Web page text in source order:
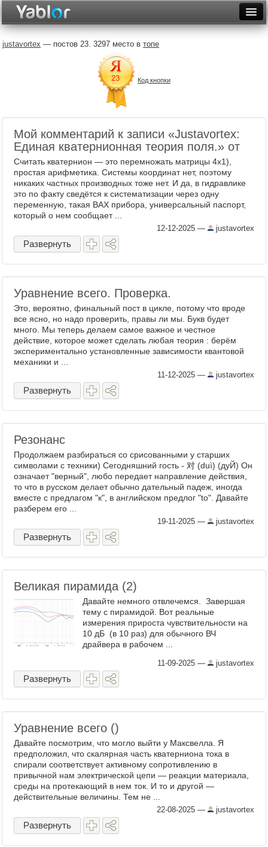
Неделя
Месяц
Рейтинги
Архив
justavortex — постов 23. 3297 место в топе
Код кнопки
Мой комментарий к записи «Justavortex:
Единая кватернионная теория поля.» от
Считать кватернион — это перемножать матрицы 4х1),
простая арифметика. Системы координат нет, поэтому
никаких частных производных тоже нет. И да, в гидравлике
это по факту сведётся к систематизации через одну
переменную, такая ВАХ прибора, универсальный паспорт,
который о нем сообщает ...
12-12-2025 — justavortex
Развернуть
Уравнение всего. Проверка.
Это, вероятно, финальный пост в цикле, потому что вроде
все ясно, но надо проверить, правы ли мы. Букв будет
много. Мы теперь делаем самое важное и честное
действие, которое может сделать любая теория : берём
экспериментально установленные зависимости квантовой
механики и ...
11-12-2025 — justavortex
Развернуть
Резонанс
Продолжаем разбираться со срисованными у старших
символами с техники) Сегодняшний гость - 对 (duì) (дуЙ) Он
означает "верный", любо передает направление действия,
то что в русском делает обычно дательный падеж, иногда
вместе с предлагом "к", в английском предлог "to". Давайте
разберем его ...
19-11-2025 — justavortex
Развернуть
Великая пирамида (2)
Давайте немного отвлечемся. Завершая
тему с пирамидой. Вот реальные
измерения прироста чувствительности на
10 дБ (в 10 раз) для обычного ВЧ
драйвера в рабочем ...
11-09-2025 — justavortex
Развернуть
Уравнение всего ()
Давайте посмотрим, что могло выйти у Максвелла. Я
предположил, что скалярная часть кватерниона тока в
спирали соответствует активному сопротивлению в
привычной нам электрической цепи — реакции материала,
среды на протекающий в нем ток. И то и другой —
действительные величины. Тем не ...
22-08-2025 — justavortex
Развернуть